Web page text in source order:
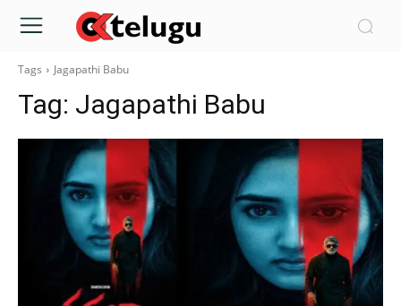
Tags Jagapathi Babu
Tag: Jagapathi Babu